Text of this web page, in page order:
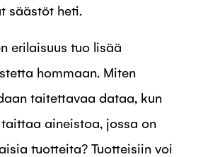
säästöt heti.
erilaisuus tuo lisää
hommaan. Miten
taitettavaa dataa, kun
aineistoa, jossa on
tuotteita? Tuotteisiin voi